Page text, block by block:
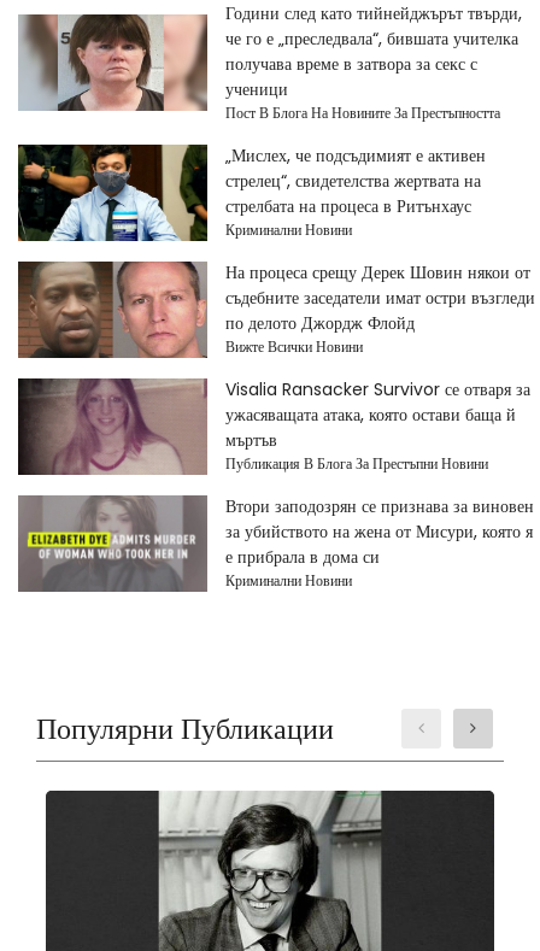
Години след като тийнейджърът твърди,
че го е „преследвала“, бившата учителка
получава време в затвора за секс с
ученици
Пост В Блога На Новините За Престъпността
„Мислех, че подсъдимият е активен
стрелец“, свидетелства жертвата на
стрелбата на процеса в Ритънхаус
Криминални Новини
На процеса срещу Дерек Шовин някои от
съдебните заседатели имат остри възгледи
по делото Джордж Флойд
Вижте Всички Новини
Visalia Ransacker Survivor се отваря за
ужасяващата атака, която остави баща й
мъртъв
Публикация В Блога За Престъпни Новини
Втори заподозрян се признава за виновен
за убийството на жена от Мисури, която я
е прибрала в дома си
Криминални Новини
Популярни Публикации